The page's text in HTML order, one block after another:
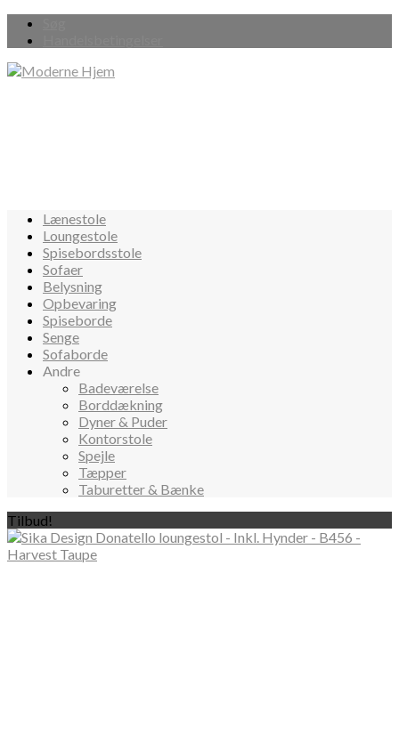
Lænestole
Loungestole
Spisebordsstole
Sofaer
Belysning
Opbevaring
Spiseborde
Senge
Sofaborde
Andre
Badeværelse
Borddækning
Dyner & Puder
Kontorstole
Spejle
Tæpper
Taburetter & Bænke
Tilbud!